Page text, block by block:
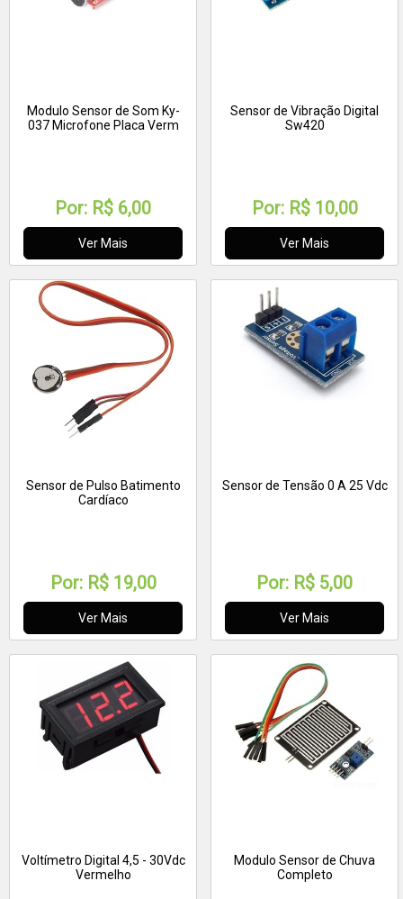
Modulo Sensor de Som Ky-
037 Microfone Placa Verm
Por: R$ 6,00
Ver Mais
Sensor de Vibração Digital
Sw420
Por: R$ 10,00
Ver Mais
Sensor de Pulso Batimento
Cardíaco
Por: R$ 19,00
Ver Mais
Sensor de Tensão 0 A 25 Vdc
Por: R$ 5,00
Ver Mais
Voltímetro Digital 4,5 - 30Vdc
Vermelho
Modulo Sensor de Chuva
Completo